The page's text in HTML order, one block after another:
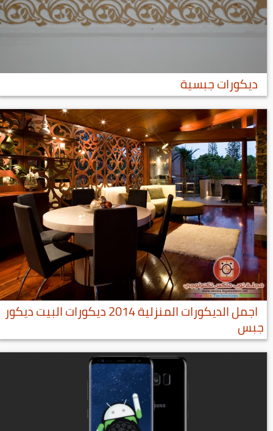
ديكورات جبسية
اجمل الديكورات المنزلية 2014 ديكورات البيت ديكور
جبس